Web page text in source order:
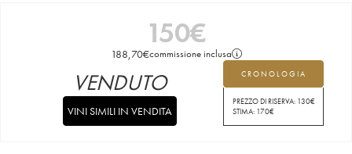
150€
188,70€commissione inclusa
CRONOLOGIA
PREZZO DI RISERVA: 130€
STIMA: 170€
VENDUTO
VINI SIMILI IN VENDITA